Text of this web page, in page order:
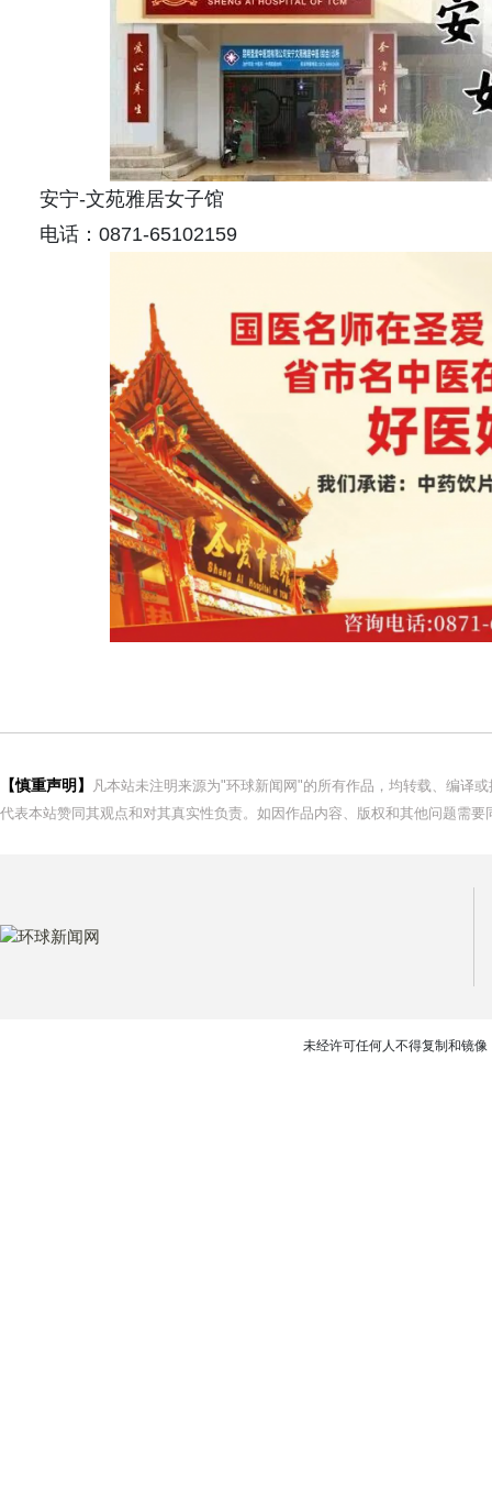
安宁-文苑雅居女子馆
电话：0871-65102159
【慎重声明】
凡本站未注明来源为"环球新闻网"的所有作品，均转载、编译
代表本站赞同其观点和对其真实性负责。如因作品内容、版权和其他问题需
未经许可任何人不得复制和镜